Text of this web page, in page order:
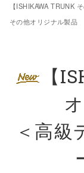
【ISHIKAWA TRUNK
その他オリジナル製品
【
＜高級